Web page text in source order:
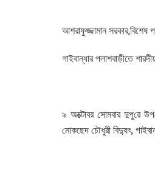
আশরাফুজ্জামান সরকার,বিশেষ
গাইবান্ধার পলাশবাড়ীতে
৯ অক্টোবর সোমবার দুপু‌রে
মোকছেদ চৌধুরী বিদ্যুৎ,